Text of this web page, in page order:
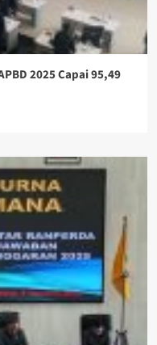
2025 Capai 95,49